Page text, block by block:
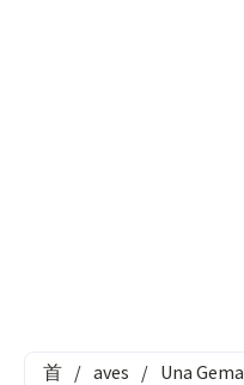
首 / aves / Una Gema